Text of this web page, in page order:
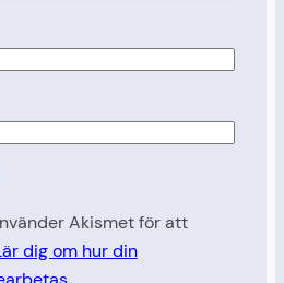
Akismet för att
dig om hur din